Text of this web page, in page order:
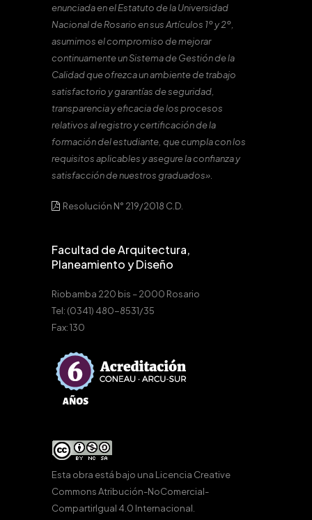
enunciada en el Estatuto de la Universidad
Nacional de Rosario en sus Artículos 1º y 2º,
asumimos el compromiso de mejorar
continuamente un Sistema de Gestión de la
Calidad que ofrezca un ambiente de trabajo
satisfactorio y garantías de seguridad,
transparencia y eficacia de los procesos
relativos al registro y certificación de la
formación del estudiante, que cumpla con los
requisitos aplicables y asegure la confianza y
satisfacción de nuestros graduados».
Resolución N° 219/2018 C.D.
Facultad de Arquitectura,
Planeamiento y Diseño
Riobamba 220 bis – 2000 Rosario
Tel: (0341) 480-8531/35
Fax: 130
Esta obra está bajo una Licencia Creative
Commons Atribución-NoComercial-
CompartirIgual 4.0 Internacional.